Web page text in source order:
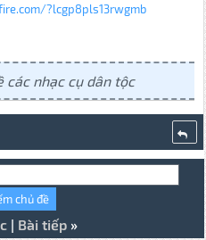
?lcgp8pls13rwgmb
các nhạc cụ dân tộc
| Bài tiếp»